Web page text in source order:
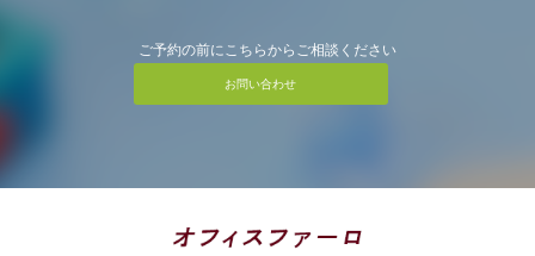
ご予約の前にこちらからご相談ください
お問い合わせ